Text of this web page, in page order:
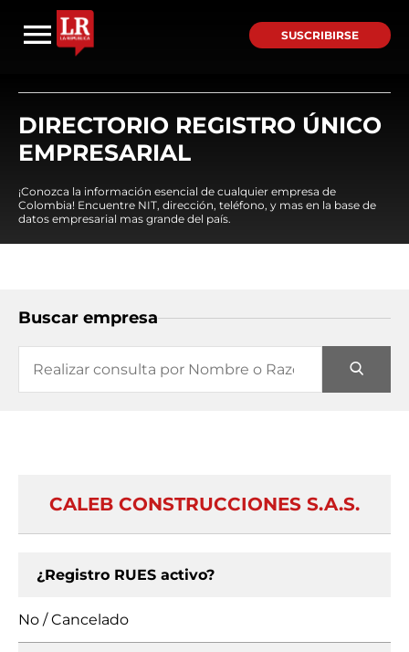
SUSCRIBIRSE
DIRECTORIO REGISTRO ÚNICO
EMPRESARIAL
¡Conozca la información esencial de cualquier empresa de
Colombia! Encuentre NIT, dirección, teléfono, y mas en la base de
datos empresarial mas grande del país.
Buscar empresa
CALEB CONSTRUCCIONES S.A.S.
¿Registro RUES activo?
No / Cancelado